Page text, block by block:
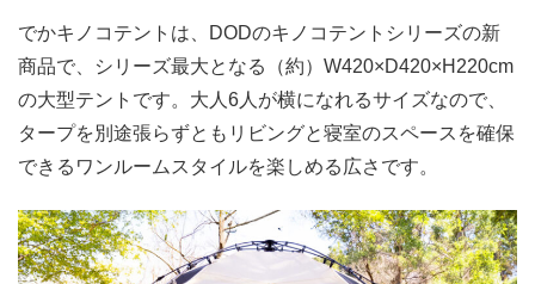
でかキノコテントは、DODのキノコテントシリーズの新
商品で、シリーズ最大となる（約）W420×D420×H220cm
の大型テントです。大人6人が横になれるサイズなので、
タープを別途張らずともリビングと寝室のスペースを確保
できるワンルームスタイルを楽しめる広さです。